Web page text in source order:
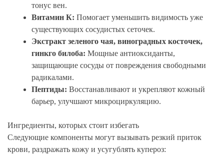
тонус вен.
Витамин К: Помогает уменьшить видимость уже
существующих сосудистых сеточек.
Экстракт зеленого чая, виноградных косточек,
гинкго билоба: Мощные антиоксиданты,
защищающие сосуды от повреждения свободными
радикалами.
Пептиды: Восстанавливают и укрепляют кожный
барьер, улучшают микроциркуляцию.
Ингредиенты, которых стоит избегать
Следующие компоненты могут вызывать резкий приток
крови, раздражать кожу и усугублять купероз: